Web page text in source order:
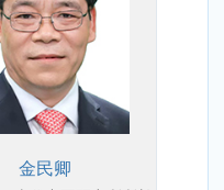
金民卿